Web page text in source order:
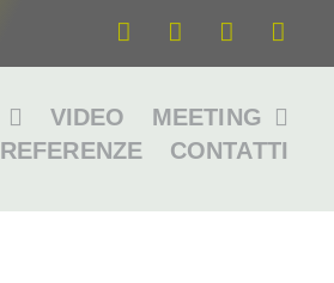
VIDEO
MEETING
REFERENZE
CONTATTI